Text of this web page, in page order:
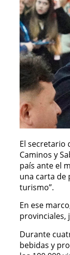
El secretario
Caminos y
país ante el
una carta de
turismo”.
En ese
provinciales,
Durante
bebidas y